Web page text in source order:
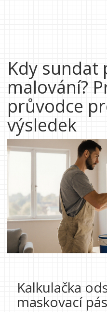
Kdy sundat
malování?
průvodce
výsledek
Kalkulačka
maskovací